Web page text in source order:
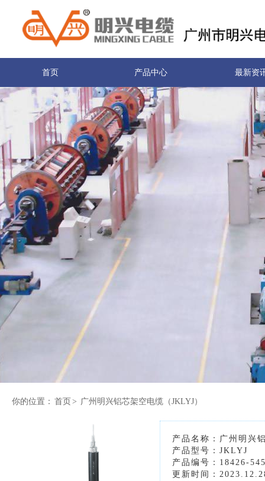
首页 产品中心 最新资
关于我们 联系我们
你的位置： 首页 > 广州明兴铝芯架空电缆（JKLYJ）
产品名称：广州明兴
产品型号：JKLYJ
产品编号：18426-
更新时间：